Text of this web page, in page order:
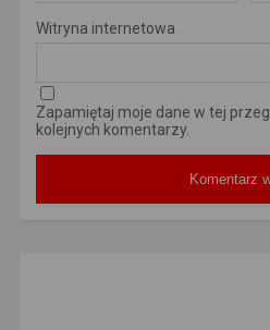
Witryna internetowa
Zapamiętaj moje dane w tej
kolejnych komentarzy.